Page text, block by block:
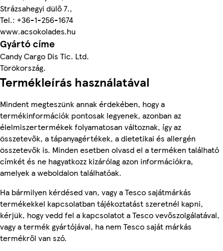
Strázsahegyi dülő 7.,
Tel.: +36-1-256-1674
www.acsokolades.hu
Gyártó címe
Candy Cargo Dis Tic. Ltd.
Törökország.
Termékleírás használatával
Mindent megteszünk annak érdekében, hogy a
termékinformációk pontosak legyenek, azonban az
élelmiszertermékek folyamatosan változnak, így az
összetevők, a tápanyagértékek, a dietetikai és allergén
összetevők is. Minden esetben olvasd el a terméken található
címkét és ne hagyatkozz kizárólag azon információkra,
amelyek a weboldalon találhatóak.
Ha bármilyen kérdésed van, vagy a Tesco sajátmárkás
termékekkel kapcsolatban tájékoztatást szeretnél kapni,
kérjük, hogy vedd fel a kapcsolatot a Tesco vevőszolgálatával,
vagy a termék gyártójával, ha nem Tesco saját márkás
termékről van szó.